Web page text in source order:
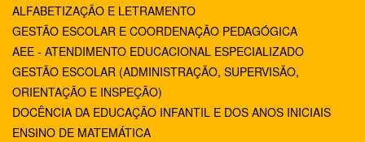
ALFABETIZAÇÃO E LETRAMENTO
GESTÃO ESCOLAR E COORDENAÇÃO PEDAGÓGICA
AEE - ATENDIMENTO EDUCACIONAL ESPECIALIZADO
GESTÃO ESCOLAR (ADMINISTRAÇÃO, SUPERVISÃO,
ORIENTAÇÃO E INSPEÇÃO)
DOCÊNCIA DA EDUCAÇÃO INFANTIL E DOS ANOS INICIAIS
ENSINO DE MATEMÁTICA